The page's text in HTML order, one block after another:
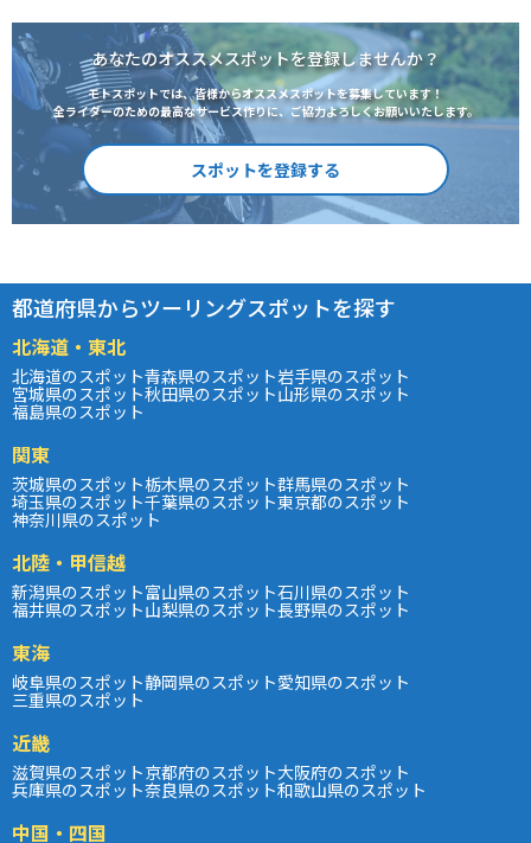
あなたのオススメスポットを登録しませんか？
モトスポットでは、皆様からオススメスポットを募集しています！
全ライダーのための最高なサービス作りに、ご協力よろしくお願いいたします。
スポットを登録する
都道府県からツーリングスポットを探す
北海道・東北
北海道のスポット青森県のスポット岩手県のスポット
宮城県のスポット秋田県のスポット山形県のスポット
福島県のスポット
関東
茨城県のスポット栃木県のスポット群馬県のスポット
埼玉県のスポット千葉県のスポット東京都のスポット
神奈川県のスポット
北陸・甲信越
新潟県のスポット富山県のスポット石川県のスポット
福井県のスポット山梨県のスポット長野県のスポット
東海
岐阜県のスポット静岡県のスポット愛知県のスポット
三重県のスポット
近畿
滋賀県のスポット京都府のスポット大阪府のスポット
兵庫県のスポット奈良県のスポット和歌山県のスポット
中国・四国